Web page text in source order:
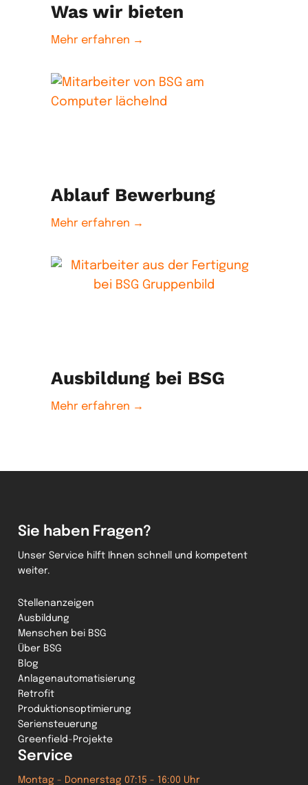
Was wir bieten
Mehr erfahren →
Ablauf Bewerbung
Mehr erfahren →
Ausbildung bei BSG
Mehr erfahren →
Sie haben Fragen?
Unser Service hilft Ihnen schnell und kompetent
weiter.
Stellenanzeigen
Ausbildung
Menschen bei BSG
Über BSG
Blog
Anlagenautomatisierung
Retrofit
Produktionsoptimierung
Seriensteuerung
Greenfield-Projekte
Service
Montag - Donnerstag 07:15 - 16:00 Uhr